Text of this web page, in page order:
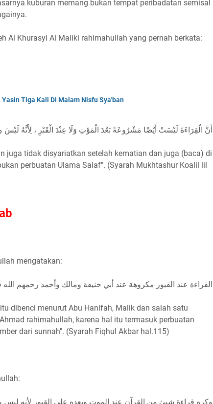
kuburan memang bukan tempat peribadatan semisal
Al Khurasyi Al Maliki rahimahullah yang pernah berkata:
Tiga Kali Di Malam Nisfu Sya'ban
أَنَّ الْقِرَاءَةَ لَيْسَتْ أَيْضًا مَشْرُوعَةً بَعْدَ الْمَوْتِ وَلَا عِنْدَ الْقَبْرِ ، لِأَنَّهُ
juga tidak disyariatkan setelah kematian dan juga (baca) di
perbuatan Ulama Salaf". (Syarah Mukhtashur Koalil lil
mengatakan:
القراءة عند القبور مكروهة عند أبي حنيفة ومالك وأحمد رحمهم
dibenci menurut Abu Hanifah, Malik dan salah satu
rahimahullah, karena hal itu termasuk perbuatan
dari sunnah". (Syarah Fiqhul Akbar hal.115)
وكره قراءة شيئ من القرآن عند الموت وبعده على القبور لأنه